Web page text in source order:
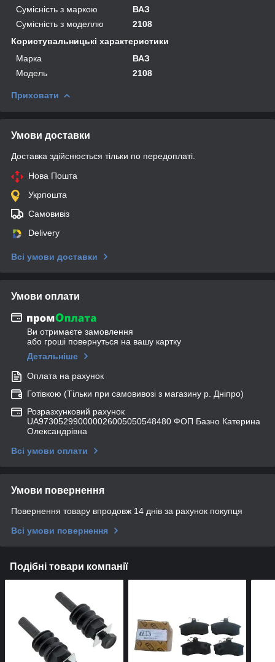
Сумісність з маркою
ВАЗ
Сумісність з моделлю
2108
Користувальницькі характеристики
Марка
ВАЗ
Мoдель
2108
Приховати
Умови доставки
Доставка здійснюється тільки по передоплаті.
Нова Пошта
Укрпошта
Самовивіз
Delivery
Всі умови доставки
Умови оплати
Ви отримаєте замовлення
або гроші повернуться на вашу картку
Детальніше
Оплата на рахунок
Готівкою (Тільки при самовивозі з магазину р. Дніпро)
Розразхунковий рахунок
UA973052990000026005050548480 ФОП Базно Катерина
Олександрівна
Всі умови оплати
Умови повернення
Повернення товару впродовж 14 днів за рахунок покупця
Всі умови повернення
Подібні товари компанії